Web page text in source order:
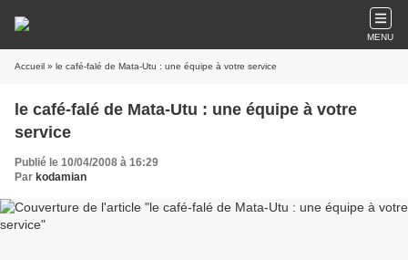
MENU
Accueil » le café-falé de Mata-Utu : une équipe à votre service
le café-falé de Mata-Utu : une équipe à votre
service
Publié le 10/04/2008 à 16:29
Par kodamian